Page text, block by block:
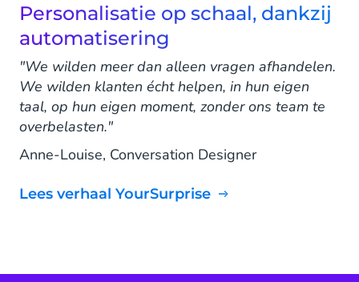
Personalisatie op schaal, dankzij
automatisering
"We wilden meer dan alleen vragen afhandelen.
We wilden klanten écht helpen, in hun eigen
taal, op hun eigen moment, zonder ons team te
overbelasten."
Anne-Louise, Conversation Designer
Lees verhaal YourSurprise